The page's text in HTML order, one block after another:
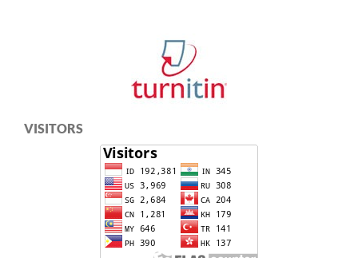
VISITORS